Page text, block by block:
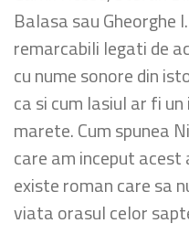
Balasa sau Gheorghe
remarcabili legati de
cu nume sonore din
ca si cum Iasiul ar fi
marete. Cum spunea
care am inceput
existe roman care sa
viata orasul celor